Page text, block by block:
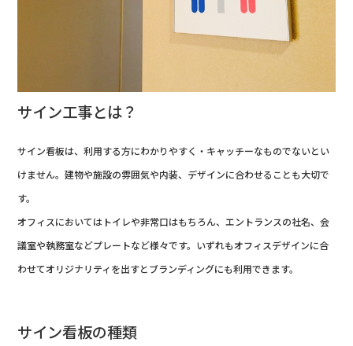
サイン工事とは？
サイン看板は、利用する方にわかりやすく・キャッチーなものでないとい
けません。建物や施設の雰囲気や内装、デザインに合わせることも大切で
す。
オフィスにおいてはトイレや非常口はもちろん、エントランスの社名、会
議室や執務室などプレートなど様々です。いずれもオフィスデザインに合
わせてオリジナリティを出すとブランディングにも利用できます。
サイン看板の種類